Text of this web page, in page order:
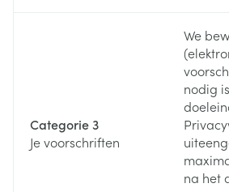
Categorie 3
Je voorschriften
We
nodig
na het